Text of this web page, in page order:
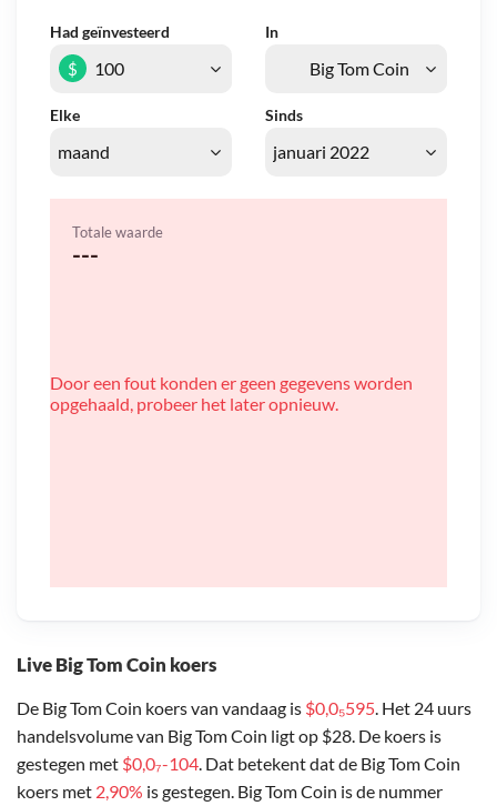
Live Big Tom Coin koers
De Big Tom Coin koers van vandaag is $0,0₅595. Het 24 uurs
handelsvolume van Big Tom Coin ligt op $28. De koers is
gestegen met $0,0₇-104. Dat betekent dat de Big Tom Coin
koers met 2,90% is gestegen. Big Tom Coin is de nummer
Had geïnvesteerd In
Elke Sinds
$
Totale waarde
---
Door een fout konden er geen gegevens worden
opgehaald, probeer het later opnieuw.